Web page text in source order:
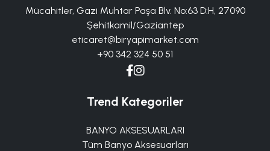
Mücahitler, Gazi Muhtar Paşa Blv. No:63 D:H, 27090
Şehitkamil/Gaziantep
eticaret@biryapimarket.com
+90 342 324 50 51
Trend Kategoriler
BANYO AKSESUARLARI
Tüm Banyo Aksesuarları